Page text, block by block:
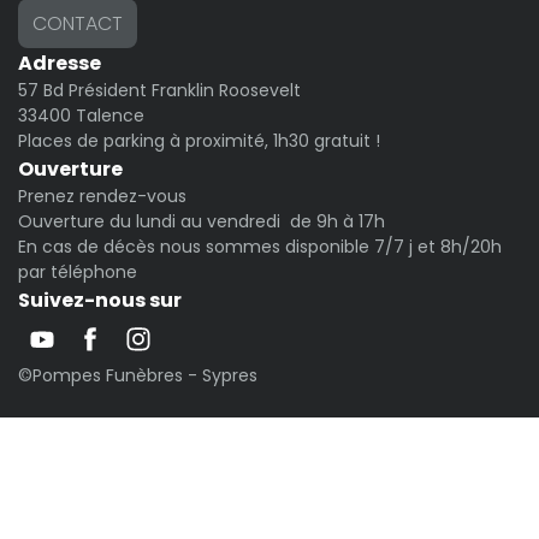
CONTACT
Adresse
57 Bd Président Franklin Roosevelt
33400 Talence
Places de parking à proximité, 1h30 gratuit !
Ouverture
Prenez rendez-vous
Ouverture du lundi au vendredi de 9h à 17h
En cas de décès nous sommes disponible 7/7 j et 8h/20h
par téléphone
Suivez-nous sur
©Pompes Funèbres - Sypres